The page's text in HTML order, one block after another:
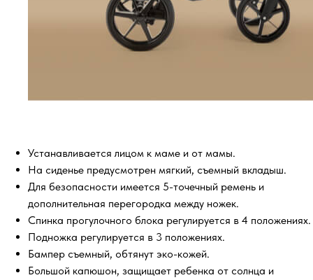
Устанавливается лицом к маме и от мамы.
На сиденье предусмотрен мягкий, съемный вкладыш.
Для безопасности имеется 5-точечный ремень и
дополнительная перегородка между ножек.
Спинка прогулочного блока регулируется в 4 положениях.
Подножка регулируется в 3 положениях.
Бампер съемный, обтянут эко-кожей.
Большой капюшон, защищает ребенка от солнца и